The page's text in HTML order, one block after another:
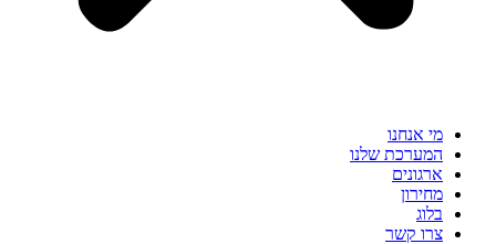
מי אנחנו
המערכת שלנו
ארגונים
מחירון
בלוג
צרו קשר